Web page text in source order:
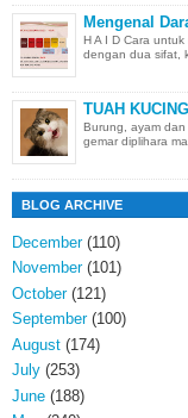
Mengenal
H A I D Cara
dengan dua sifat,
TUAH
Burung, ayam
gemar diplihara
BLOG ARCHIVE
December(110)
November(101)
October(121)
September(100)
August (174)
July (253)
June (188)